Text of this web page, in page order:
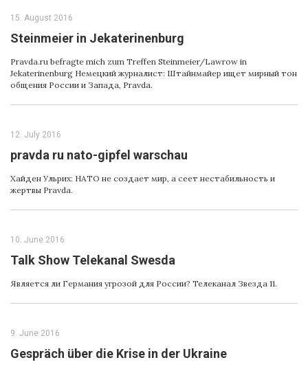
15. August 2016
Steinmeier in Jekaterinenburg
Pravda.ru befragte mich zum Treffen Steinmeier/Lawrow in
Jekaterinenburg Немецкий журналист: Штайнмайер ищет мирный тон
общения России и Запада, Pravda.
12. July 2016
pravda ru nato-gipfel warschau
Хайден Ульрих: НАТО не создает мир, а сеет нестабильность и
жертвы Pravda.
10. June 2016
Talk Show Telekanal Swesda
Является ли Германия угрозой для России? Телеканал Звезда 11.
9. June 2016
Gespräch über die Krise in der Ukraine